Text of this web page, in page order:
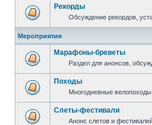
Рекорды
Обсуждение рекордов,
Мероприятия
Марафоны-бреветы
Раздел для анонсов,
Походы
Многодневные
Слеты-фестивали
Анонс слетов и